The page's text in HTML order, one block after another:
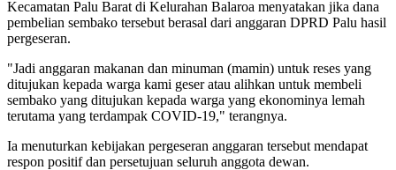
Kecamatan Palu Barat di Kelurahan Balaroa menyatakan jika dana
pembelian sembako tersebut berasal dari anggaran DPRD Palu hasil
pergeseran.
"Jadi anggaran makanan dan minuman (mamin) untuk reses yang
ditujukan kepada warga kami geser atau alihkan untuk membeli
sembako yang ditujukan kepada warga yang ekonominya lemah
terutama yang terdampak COVID-19," terangnya.
Ia menuturkan kebijakan pergeseran anggaran tersebut mendapat
respon positif dan persetujuan seluruh anggota dewan.